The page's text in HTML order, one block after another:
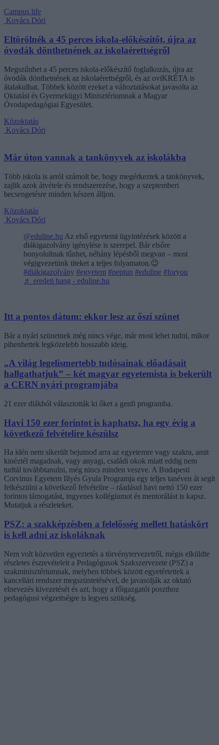
Campus life
Kovács Dóri
Eltörölnék a 45 perces iskola-előkészítőt, újra az
óvodák dönthetnének az iskolaérettségről
Megszűnhet a 45 perces iskola-előkészítő foglalkozás, újra az
óvodák dönthetnének az iskolaérettségről, és az oviKRÉTA is
átalakulhat. Többek között ezeket a változtatásokat javasolta az
Oktatási és Gyermekügyi Minisztériumnak a Magyar
Óvodapedagógiai Egyesület.
Közoktatás
Kovács Dóri
Már úton vannak a tankönyvek az iskolákba
Több iskola is arról számolt be, hogy megérkeztek a tankönyvek,
zajlik azok átvétele és rendszerezése, hogy a szeptemberi
becsengetésre minden készen álljon.
Közoktatás
Kovács Dóri
@eduline.hu Az első egyetemi ügyintézések között a
diákigazolvány igénylése is szerepel. Bár elsőre
bonyolultnak tűnhet, néhány lépésből megvan – most
végigvezetünk titeket a teljes folyamaton.😉
#diákigazolvány #egyetem #neptun #eduline #foryou
♬ eredeti hang - eduline.hu
Itt a pontos dátum: ekkor lesz az őszi szünet
Bár a nyári szünetnek még nincs vége, már most lehet tudni, mikor
pihenhettek legközelebb hosszabb ideig.
„A világ legelismertebb tudósainak előadásait
hallgathatjuk” – két magyar egyetemista is bekerült
a CERN nyári programjába
21 ezer diákból választották ki őket a genfi programba.
Havi 150 ezer forintot is kaphatsz, ha egy évig a
következő felvételire készülsz
Ha idén nem sikerült bejutnod arra az egyetemre vagy szakra, amit
kinéztél magadnak, vagy anyagi, családi okok miatt eddig nem
tudtál továbbtanulni, még nincs minden veszve. A Budapesti
Corvinus Egyetem Illyés Gyula Programja egy teljes tanéven át segít
felkészülni a következő felvételire – ráadásul havi nettó 150 ezer
forintos támogatást, ingyenes kollégiumot és mentorálást is kapsz.
Mutatjuk a részleteket.
PSZ: a szakképzésben a felelősség mellett hatáskört
is kell adni az iskoláknak
Nem volt közvetlen egyeztetés a törvénytervezetről, mégis elküldte
részletes észrevételeit a Pedagógusok Szakszervezete (PSZ) a
szakminisztériumnak, melyben többek között egyetértettek a
kancellári rendszer megszüntetésével, de javasolják az oktató
elnevezés kivezetését és azt, hogy a főigazgatói poszthoz
pedagógusi végzettségre is legyen szükség.